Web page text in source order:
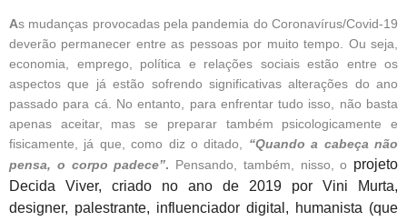
As mudanças provocadas pela pandemia do Coronavírus/Covid-19
deverão permanecer entre as pessoas por muito tempo. Ou seja,
economia, emprego, política e relações sociais estão entre os
aspectos que já estão sofrendo significativas alterações do ano
passado para cá. No entanto, para enfrentar tudo isso, não basta
apenas aceitar, mas se preparar também psicologicamente e
fisicamente, já que, como diz o ditado, “Quando a cabeça não
pensa, o corpo padece”. Pensando, também, nisso, o projeto
Decida Viver, criado no ano de 2019 por Vini Murta,
designer, palestrante, influenciador digital, humanista (que